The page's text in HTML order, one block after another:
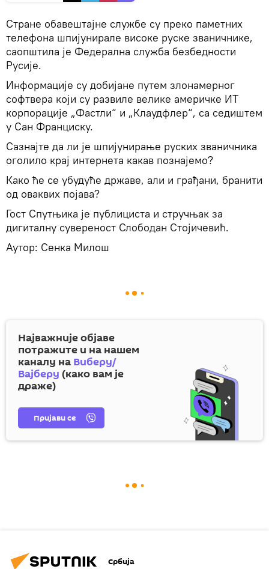
Стране обавештајне службе су преко паметних
телефона шпијунирале високе руске званичнике,
саопштила је Федерална служба безбедности
Русије.
Информације су добијане путем злонамерног
софтвера који су развиле велике америчке ИТ
корпорације „Фастли“ и „Клаудфлер“, са седиштем
у Сан Франциску.
Сазнајте да ли је шпијунирање руских званичника
оголило крај интернета какав познајемо?
Како ће се убудуће државе, али и грађани, бранити
од оваквих појава?
Гост Спутњика је публициста и стручњак за
дигиталну сувереност Слободан Стојичевић.
Аутор: Сенка Милош
Најважније објаве
потражите и на нашем
каналу на Виберу/
Вајберу (како вам је
драже)
Пријави се
Србија